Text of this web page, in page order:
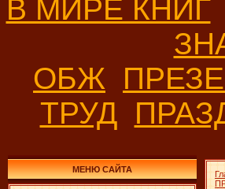
В МИРЕ КНИГ
ОБЖ
ТРУД
МЕНЮ САЙТА